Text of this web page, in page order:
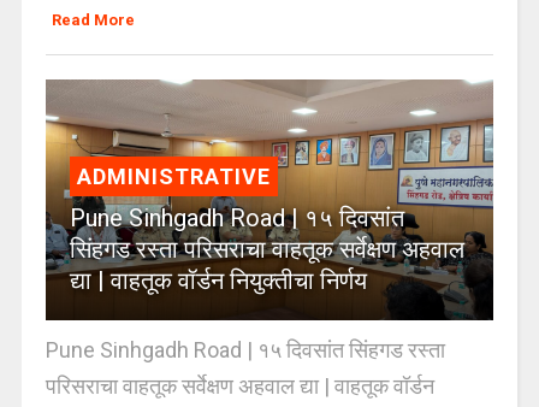
Read More
ADMINISTRATIVE
Pune Sinhgadh Road | १५ दिवसांत
सिंहगड रस्ता परिसराचा वाहतूक सर्वेक्षण अहवाल
द्या | वाहतूक वॉर्डन नियुक्तीचा निर्णय
Pune Sinhgadh Road | १५ दिवसांत सिंहगड रस्ता
परिसराचा वाहतूक सर्वेक्षण अहवाल द्या | वाहतूक वॉर्डन